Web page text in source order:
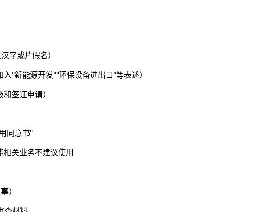
字或片假名）
"新能源开发""环保设备进出口"等表述）
签证申请）
同意书"
关业务不建议使用
）